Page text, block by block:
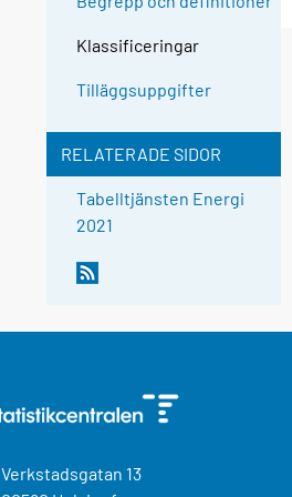
Klassificeringar
Tilläggsuppgifter
RELATERADE SIDOR
Tabelltjänsten Energi
2021
Verkstadsgatan 13